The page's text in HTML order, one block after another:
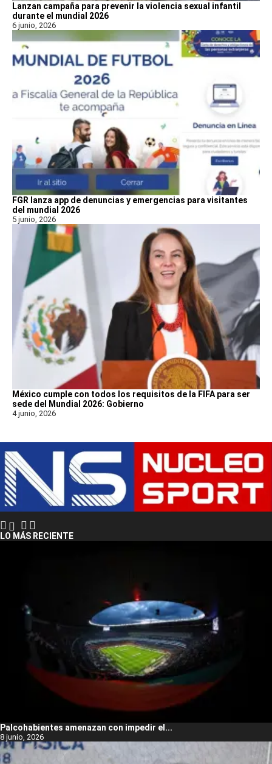
Lanzan campaña para prevenir la violencia sexual infantil
durante el mundial 2026
6 junio, 2026
FGR lanza app de denuncias y emergencias para visitantes
del mundial 2026
5 junio, 2026
México cumple con todos los requisitos de la FIFA para ser
sede del Mundial 2026: Gobierno
4 junio, 2026
LO MÁS RECIENTE
Palcohabientes amenazan con impedir el...
8 junio, 2026